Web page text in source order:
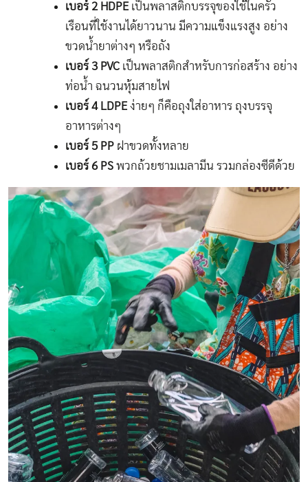
เบอร์ 2 HDPE เป็นพลาสติกบรรจุของใช้ในครัว
เรือนที่ใช้งานได้ยาวนาน มีความแข็งแรงสูง อย่าง
ขวดน้ำยาต่างๆ หรือถัง
เบอร์ 3 PVC เป็นพลาสติกสำหรับการก่อสร้าง อย่าง
ท่อน้ำ ฉนวนหุ้มสายไฟ
เบอร์ 4 LDPE ง่ายๆ ก็คือถุงใส่อาหาร ถุงบรรจุ
อาหารต่างๆ
เบอร์ 5 PP ฝาขวดทั้งหลาย
เบอร์​ 6 PS พวกถ้วยชามเมลามีน รวมกล่องซีดีด้วย